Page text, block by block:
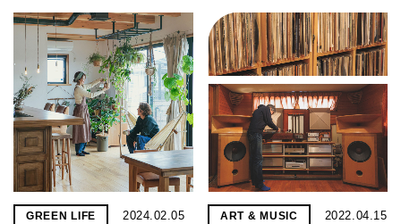
GREEN LIFE 2024.02.05 ART & MUSIC 2022.04.15